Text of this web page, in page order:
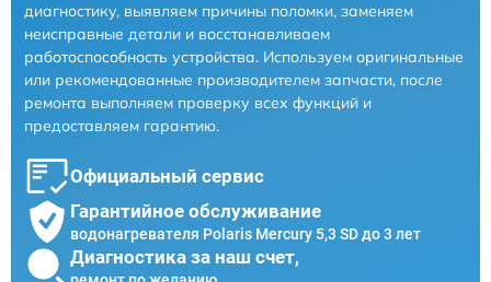
диагностику, выявляем причины поломки, заменяем
неисправные детали и восстанавливаем
работоспособность устройства. Используем оригинальные
или рекомендованные производителем запчасти, после
ремонта выполняем проверку всех функций и
предоставляем гарантию.
Официальный сервис
Гарантийное обслуживание
водонагревателя Polaris Mercury 5,3 SD до 3 лет
Диагностика за наш счет,